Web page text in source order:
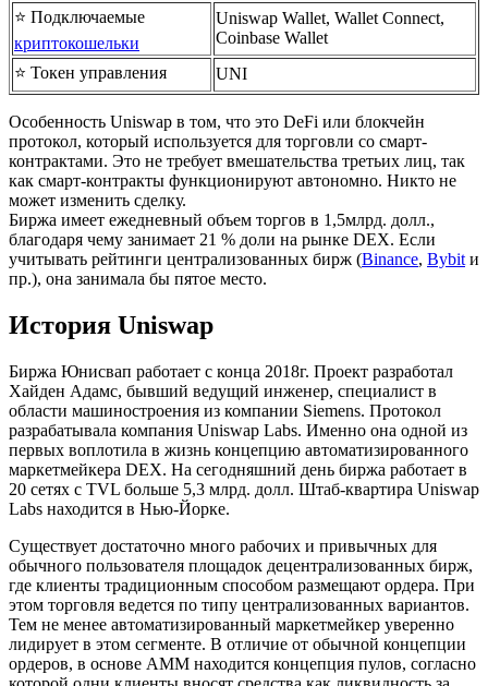
⭐️ Подключаемые
криптокошельки
Uniswap Wallet, Wallet Connect,
Coinbase Wallet
⭐️ Токен управления
UNI
Особенность Uniswap в том, что это DeFi или блокчейн
протокол, который используется для торговли со смарт-
контрактами. Это не требует вмешательства третьих лиц, так
как смарт-контракты функционируют автономно. Никто не
может изменить сделку.
Биржа имеет ежедневный объем торгов в 1,5млрд. долл.,
благодаря чему занимает 21 % доли на рынке DEX. Если
учитывать рейтинги централизованных бирж (Binance, Bybit и
пр.), она занимала бы пятое место.
История Uniswap
Биржа Юнисвап работает с конца 2018г. Проект разработал
Хайден Адамс, бывший ведущий инженер, специалист в
области машиностроения из компании Siemens. Протокол
разрабатывала компания Uniswap Labs. Именно она одной из
первых воплотила в жизнь концепцию автоматизированного
маркетмейкера DEX. На сегодняшний день биржа работает в
20 сетях с TVL больше 5,3 млрд. долл. Штаб-квартира Uniswap
Labs находится в Нью-Йорке.
Существует достаточно много рабочих и привычных для
обычного пользователя площадок децентрализованных бирж,
где клиенты традиционным способом размещают ордера. При
этом торговля ведется по типу централизованных вариантов.
Тем не менее автоматизированный маркетмейкер уверенно
лидирует в этом сегменте. В отличие от обычной концепции
ордеров, в основе АММ находится концепция пулов, согласно